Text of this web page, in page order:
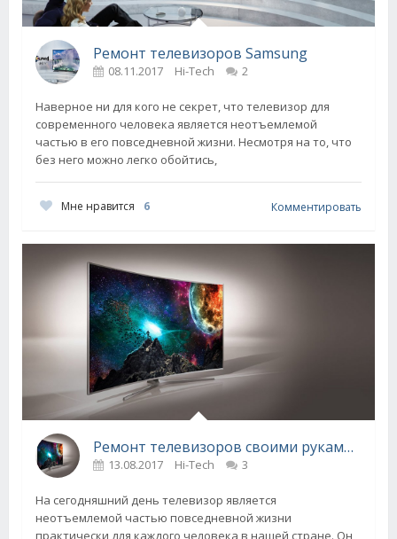
Ремонт телевизоров Samsung
08.11.2017 Hi-Tech 2
Наверное ни для кого не секрет, что телевизор для
современного человека является неотъемлемой
частью в его повседневной жизни. Несмотря на то, что
без него можно легко обойтись,
Мне нравится 6 Комментировать
Ремонт телевизоров своими руками: особенности починки
13.08.2017 Hi-Tech 3
На сегодняшний день телевизор является
неотъемлемой частью повседневной жизни
практически для каждого человека в нашей стране. Он